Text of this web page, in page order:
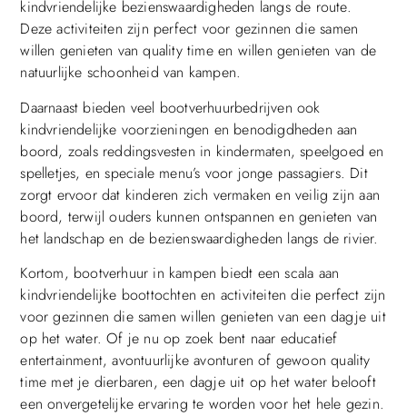
kindvriendelijke bezienswaardigheden langs de route.
Deze activiteiten zijn perfect voor gezinnen die samen
willen genieten van quality time en willen genieten van de
natuurlijke schoonheid van kampen.
Daarnaast bieden veel bootverhuurbedrijven ook
kindvriendelijke voorzieningen en benodigdheden aan
boord, zoals reddingsvesten in kindermaten, speelgoed en
spelletjes, en speciale menu’s voor jonge passagiers. Dit
zorgt ervoor dat kinderen zich vermaken en veilig zijn aan
boord, terwijl ouders kunnen ontspannen en genieten van
het landschap en de bezienswaardigheden langs de rivier.
Kortom, bootverhuur in kampen biedt een scala aan
kindvriendelijke boottochten en activiteiten die perfect zijn
voor gezinnen die samen willen genieten van een dagje uit
op het water. Of je nu op zoek bent naar educatief
entertainment, avontuurlijke avonturen of gewoon quality
time met je dierbaren, een dagje uit op het water belooft
een onvergetelijke ervaring te worden voor het hele gezin.